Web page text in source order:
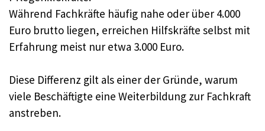
Während Fachkräfte häufig nahe oder über 4.000
Euro brutto liegen, erreichen Hilfskräfte selbst mit
Erfahrung meist nur etwa 3.000 Euro.
Diese Differenz gilt als einer der Gründe, warum
viele Beschäftigte eine Weiterbildung zur Fachkraft
anstreben.